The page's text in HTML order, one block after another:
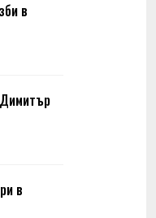
в
в